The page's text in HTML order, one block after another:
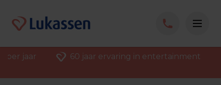
per jaar 60 jaar ervaring in entertainment